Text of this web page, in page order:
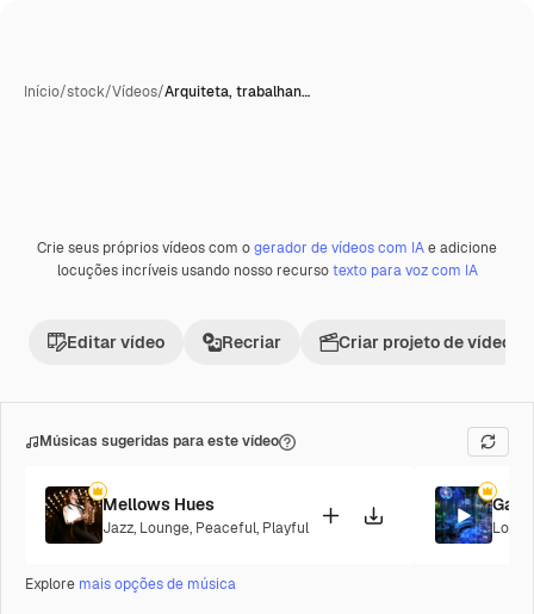
Início/stock/Vídeos/Arquiteta, trabalhan…
Premium
Crie seus próprios vídeos com ogerador de vídeos com IAe adicione
locuções incríveis usando nosso recursotexto para voz com IA
Editar vídeo Recriar Criar projeto de vídeo
Músicas sugeridas para este vídeo
Mellows Hues
Jazz, Lounge, Peaceful, Playful
Explore mais opções de música